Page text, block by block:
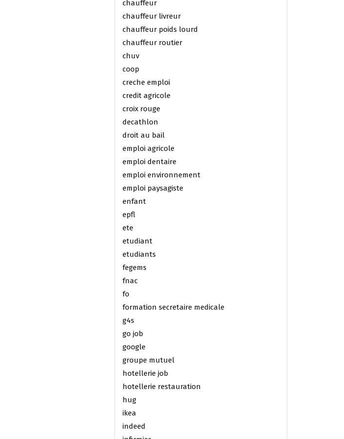
chauffeur
chauffeur livreur
chauffeur poids lourd
chauffeur routier
chuv
coop
creche emploi
credit agricole
croix rouge
decathlon
droit au bail
emploi agricole
emploi dentaire
emploi environnement
emploi paysagiste
enfant
epfl
ete
etudiant
etudiants
fegems
fnac
fo
formation secretaire medicale
g4s
go job
google
groupe mutuel
hotellerie job
hotellerie restauration
hug
ikea
indeed